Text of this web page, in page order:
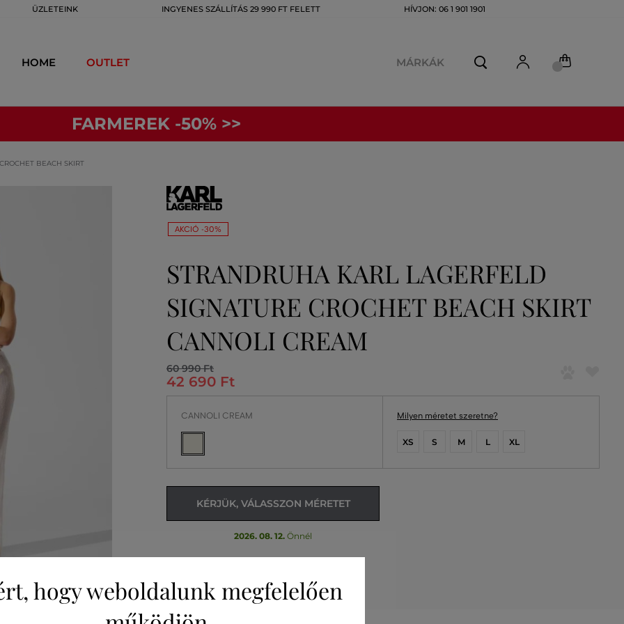
ÜZLETEINK INGYENES SZÁLLÍTÁS 29 990 FT FELETT HÍVJON: 06 1 901 1901
HOME OUTLET MÁRKÁK
FARMEREK -50% >>
BEACH SKIRT
AKCIÓ -30%
STRANDRUHA KARL LAGERFELD
SIGNATURE CROCHET BEACH SKIRT
CANNOLI CREAM
60 990 Ft
42 690 Ft
CANNOLI CREAM Milyen méretet szeretne?
XS S M L XL
KÉRJÜK, VÁLASSZON MÉRETET
2026. 08. 12. Önnél
hogy weboldalunk megfelelően